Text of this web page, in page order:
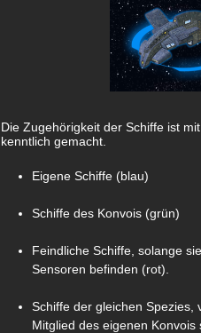
Die Zugehörigkeit der Schiffe ist
kenntlich gemacht.
Eigene Schiffe (blau)
Schiffe des Konvois (grün)
Feindliche Schiffe, solange
Sensoren befinden (rot).
Schiffe der gleichen Spezies,
Mitglied des eigenen Konvois